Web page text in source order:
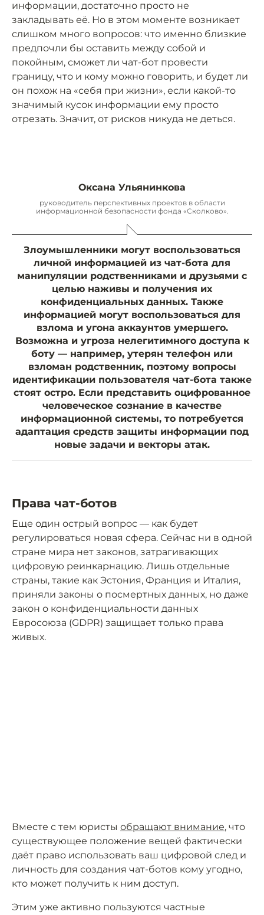
информации, достаточно просто не
закладывать её. Но в этом моменте возникает
слишком много вопросов: что именно близкие
предпочли бы оставить между собой и
покойным, сможет ли чат-бот провести
границу, что и кому можно говорить, и будет ли
он похож на «себя при жизни», если какой-то
значимый кусок информации ему просто
отрезать. Значит, от рисков никуда не деться.
Оксана Ульянинкова
руководитель перспективных проектов в области
информационной безопасности фонда «Сколково».
Злоумышленники могут воспользоваться
личной информацией из чат-бота для
манипуляции родственниками и друзьями c
целью наживы и получения их
конфиденциальных данных. Также
информацией могут воспользоваться для
взлома и угона аккаунтов умершего.
Возможна и угроза нелегитимного доступа к
боту — например, утерян телефон или
взломан родственник, поэтому вопросы
идентификации пользователя чат-бота также
стоят остро. Если представить оцифрованное
человеческое сознание в качестве
информационной системы, то потребуется
адаптация средств защиты информации под
новые задачи и векторы атак.
Права чат-ботов
Еще один острый вопрос — как будет
регулироваться новая сфера. Сейчас ни в одной
стране мира нет законов, затрагивающих
цифровую реинкарнацию. Лишь отдельные
страны, такие как Эстония, Франция и Италия,
приняли законы о посмертных данных, но даже
закон о конфиденциальности данных
Евросоюза (GDPR) защищает только права
живых.
Вместе с тем юристы обращают внимание, что
существующее положение вещей фактически
даёт право использовать ваш цифровой след и
личность для создания чат-ботов кому угодно,
кто может получить к ним доступ.
Этим уже активно пользуются частные